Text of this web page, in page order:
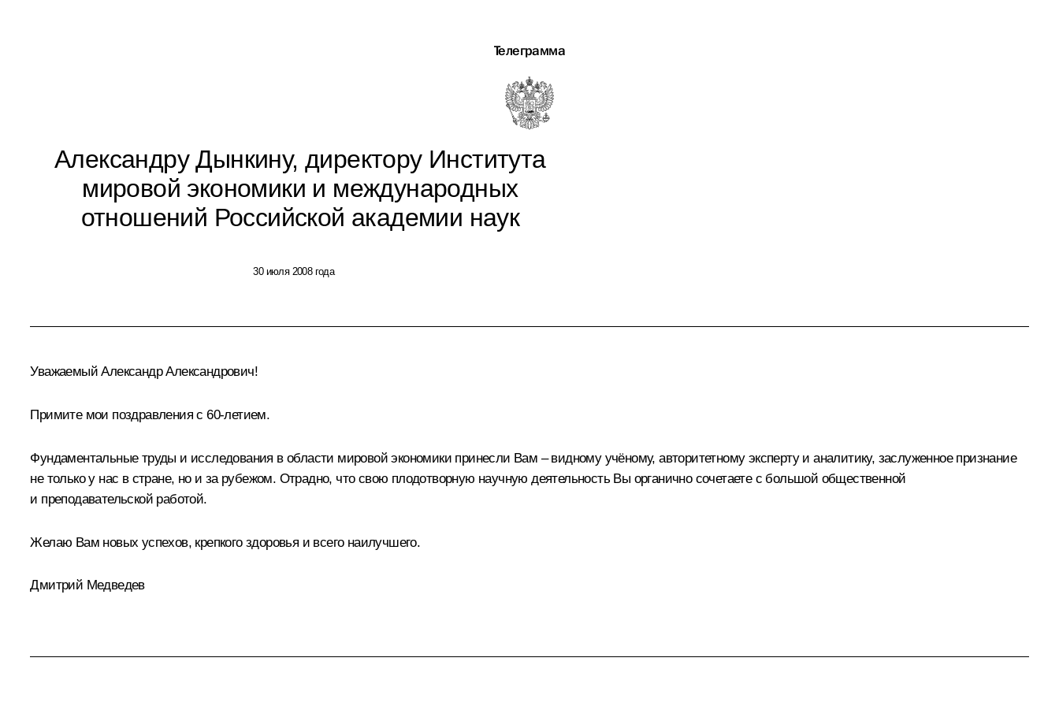
Телеграмма
Александру Дынкину, директору Института
мировой экономики и международных
отношений Российской академии наук
30 июля 2008 года
Уважаемый Александр Александрович!
Примите мои поздравления с 60-летием.
Фундаментальные труды и исследования в области мировой экономики принесли Вам – видному учёному, авторитетному эксперту и аналитику, заслуженное признание
не только у нас в стране, но и за рубежом. Отрадно, что свою плодотворную научную деятельность Вы органично сочетаете с большой общественной
и преподавательской работой.
Желаю Вам новых успехов, крепкого здоровья и всего наилучшего.
Дмитрий Медведев